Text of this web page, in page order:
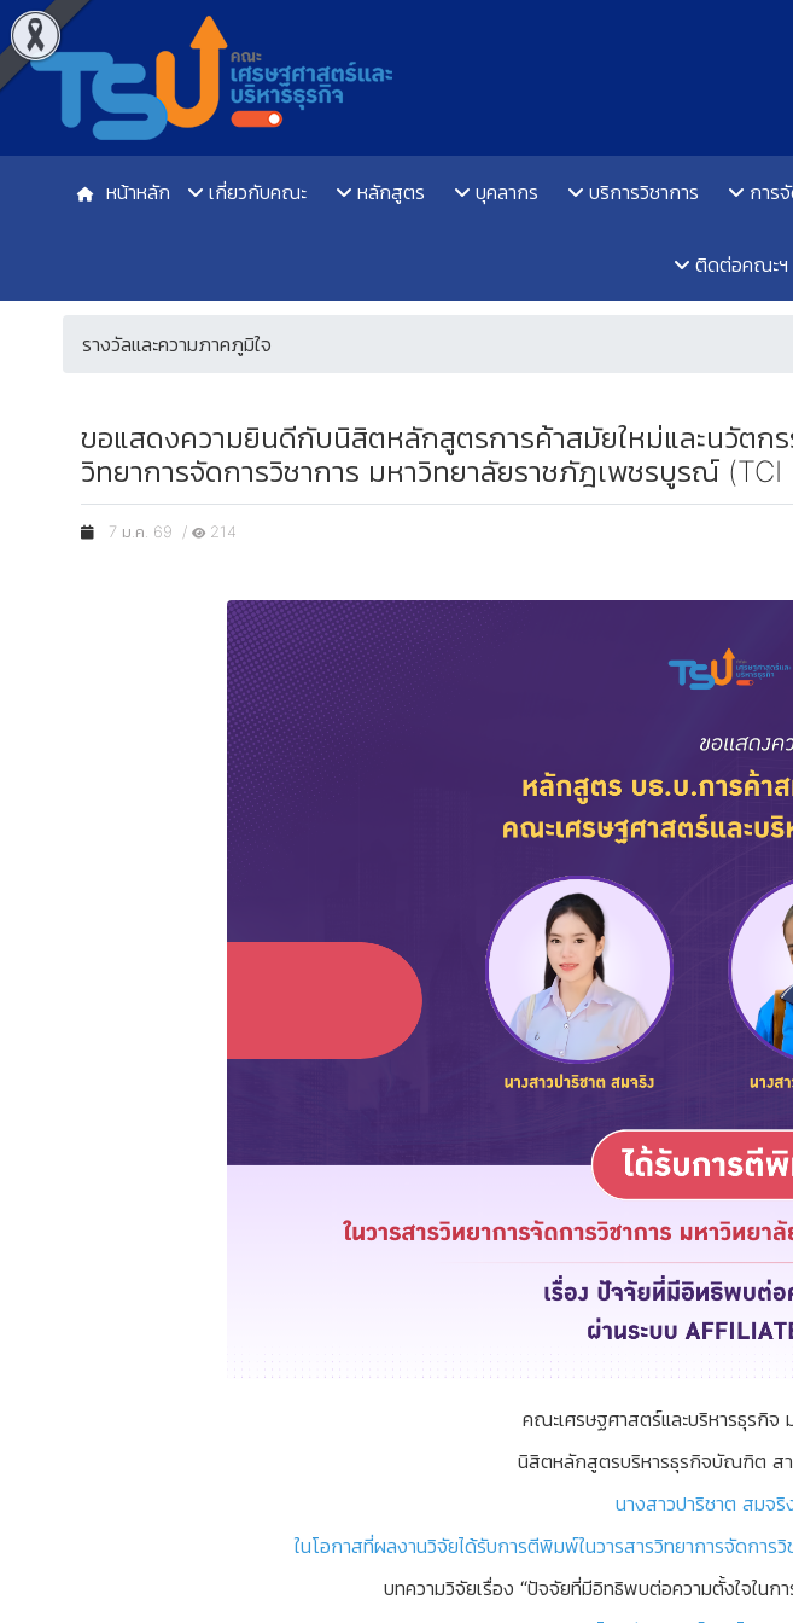
หน้าหลัก เกี่ยวกับคณะ หลักสูตร บุคลากร บริการวิชาการ การ
ติดต่อคณะฯ
รางวัลและความภาคภูมิใจ
ขอแสดงความยินดีกับนิสิตหลักสูตรการค้าสมัยใหม่และนวัตก
วิทยาการจัดการวิชาการ มหาวิทยาลัยราชภัฎเพชรบูรณ์ (TCI
7 ม.ค. 69 / 214
คณะเศรษฐศาสตร์และบริหารธุรกิ
นิสิตหลักสูตรบริหารธุรกิจบัณฑิต สา
นางสาวปาริชาต สมจริ
ในโอกาสที่ผลงานวิจัยได้รับการตีพิมพ์ในวารสารวิทยาการจัดก
บทความวิจัยเรื่อง “ปัจจัยที่มีอิทธิพบต่อความตั้งใจในก